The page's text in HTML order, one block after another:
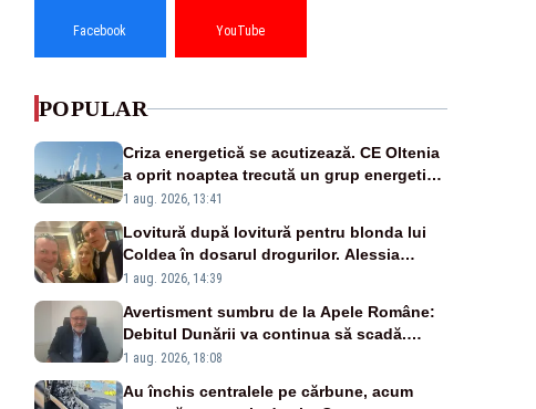
Facebook YouTube
POPULAR
Criza energetică se acutizează. CE Oltenia
a oprit noaptea trecută un grup energetic
de la Rovinari
1 aug. 2026, 13:41
Lovitură după lovitură pentru blonda lui
Coldea în dosarul drogurilor. Alessia
Păcuraru explică decizia magistraților
1 aug. 2026, 14:39
Avertisment sumbru de la Apele Române:
Debitul Dunării va continua să scadă.
Cernavodă s-ar putea închide în 4 zile
1 aug. 2026, 18:08
Au închis centralele pe cărbune, acum